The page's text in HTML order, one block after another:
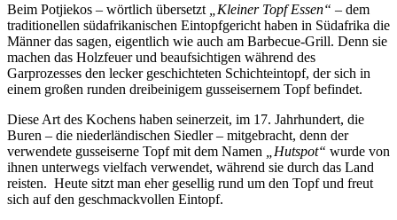
Beim Potjiekos – wörtlich übersetzt „Kleiner Topf Essen“ – dem
traditionellen südafrikanischen Eintopfgericht haben in Südafrika die
Männer das sagen, eigentlich wie auch am Barbecue-Grill. Denn sie
machen das Holzfeuer und beaufsichtigen während des
Garprozesses den lecker geschichteten Schichteintopf, der sich in
einem großen runden dreibeinigem gusseisernem Topf befindet.
Diese Art des Kochens haben seinerzeit, im 17. Jahrhundert, die
Buren – die niederländischen Siedler – mitgebracht, denn der
verwendete gusseiserne Topf mit dem Namen
„Hutspot“ wurde von
ihnen unterwegs vielfach verwendet, während sie durch das Land
reisten. Heute sitzt man eher gesellig rund um den Topf und freut
sich auf den geschmackvollen Eintopf.